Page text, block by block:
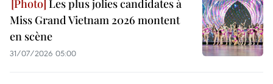
Les plus jolies candidates à
Miss Grand Vietnam 2026 montent
en scène
31/07/2026 05:00